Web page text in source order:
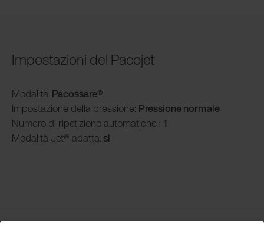
Impostazioni del Pacojet
Modalità: Pacossare®
Impostazione della pressione: Pressione normale
Numero di ripetizione automatiche : 1
Modalità Jet® adatta:si